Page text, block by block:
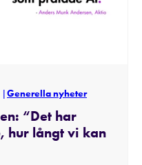
Generella nyheter
“Det har
hur långt vi kan